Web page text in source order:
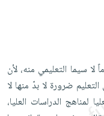
سيما التعليمي منه، لأن
ضرورة لا بدّ منها لا
لمناهج الدراسات العليا،